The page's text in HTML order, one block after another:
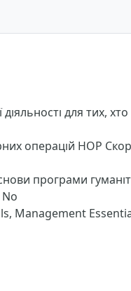
для тих,
операцій HOP
програми
No
Management